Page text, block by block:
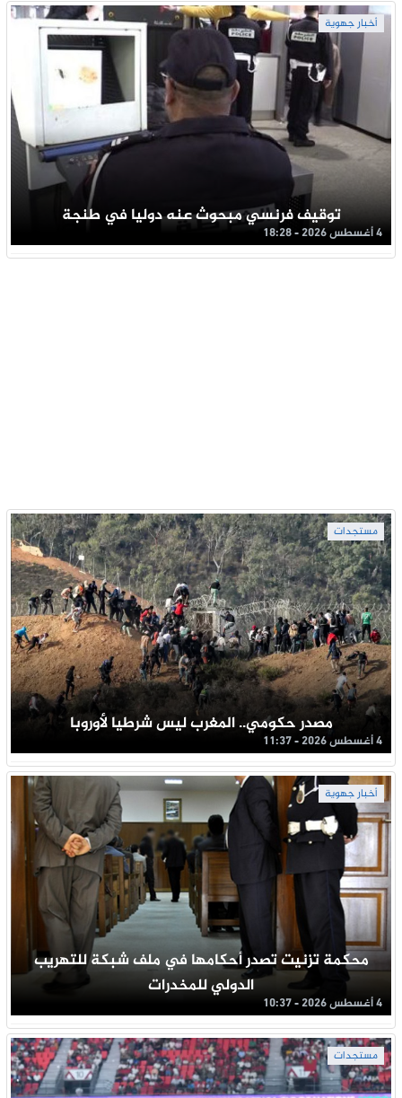
أخبار جهوية
توقيف فرنسي مبحوث عنه دوليا في طنجة
4 أغسطس 2026 - 18:28
مستجدات
مصدر حكومي.. المغرب ليس شرطيا لأوروبا
4 أغسطس 2026 - 11:37
أخبار جهوية
محكمة تزنيت تصدر أحكامها في ملف شبكة للتهريب
الدولي للمخدرات
4 أغسطس 2026 - 10:37
مستجدات